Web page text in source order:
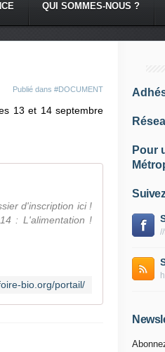
QUI SOMMES-NOUS ?
Publié dans #DOCUMENT
13 et 14 septembre
d'inscription ici !
: L'alimentation !
bio.org/portail/
Pour